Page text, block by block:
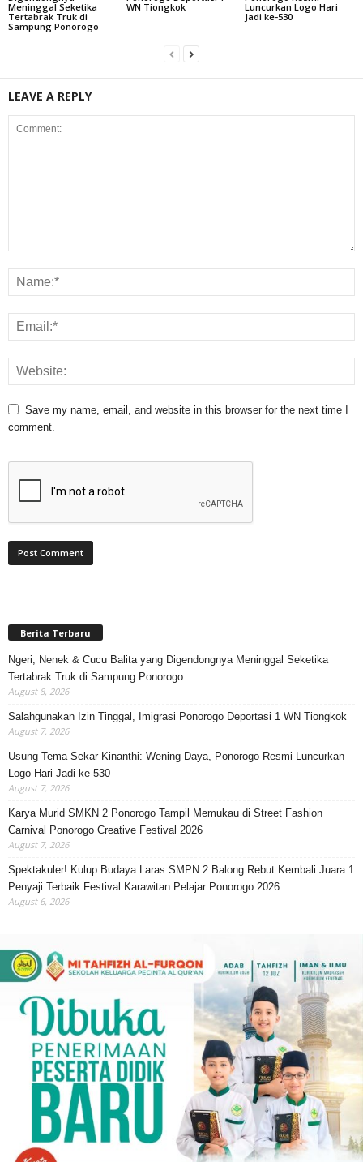
Meninggal Seketika
Tertabrak Truk di
Sampung Ponorogo
WN Tiongkok
Luncurkan Logo Hari
Jadi ke-530
LEAVE A REPLY
Save my name, email, and website in this browser for the next time I
comment.
Berita Terbaru
Ngeri, Nenek & Cucu Balita yang Digendongnya Meninggal Seketika
Tertabrak Truk di Sampung Ponorogo
August 8, 2026
Salahgunakan Izin Tinggal, Imigrasi Ponorogo Deportasi 1 WN Tiongkok
August 7, 2026
Usung Tema Sekar Kinanthi: Wening Daya, Ponorogo Resmi Luncurkan
Logo Hari Jadi ke-530
August 7, 2026
Karya Murid SMKN 2 Ponorogo Tampil Memukau di Street Fashion
Carnival Ponorogo Creative Festival 2026
August 7, 2026
Spektakuler! Kulup Budaya Laras SMPN 2 Balong Rebut Kembali Juara 1
Penyaji Terbaik Festival Karawitan Pelajar Ponorogo 2026
August 6, 2026